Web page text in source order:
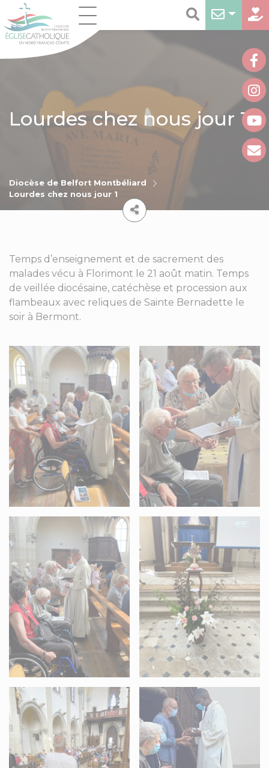
Lourdes chez nous jour 1
Diocèse de Belfort Montbéliard
Lourdes chez nous jour 1
Temps d’enseignement et de sacrement des
malades vécu à Florimont le 21 août matin. Temps
de veillée diocésaine, catéchèse et procession aux
flambeaux avec reliques de Sainte Bernadette le
soir à Bermont.